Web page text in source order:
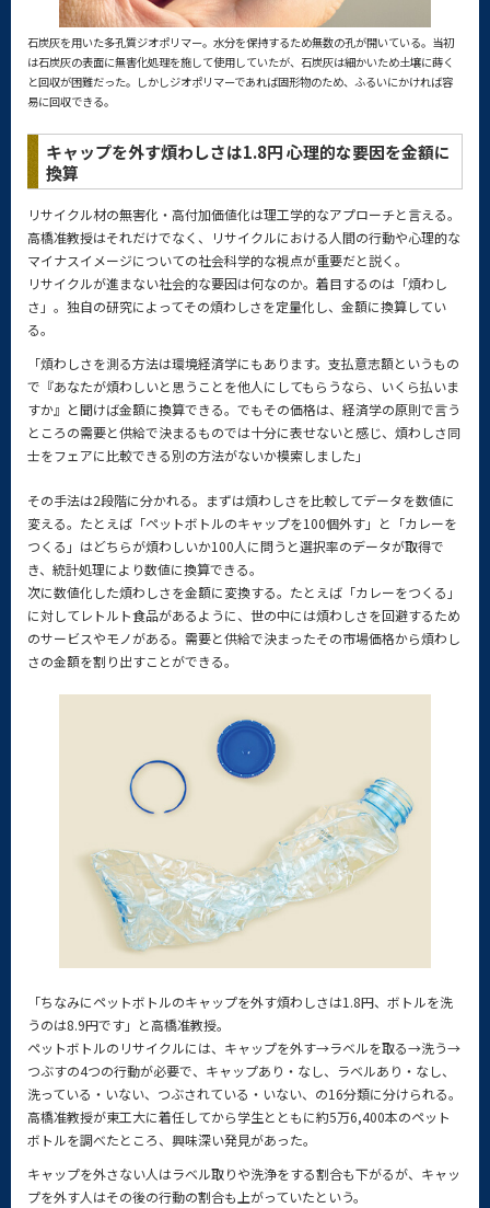
石炭灰を用いた多孔質ジオポリマー。水分を保持するため無数の孔が開いている。当初
は石炭灰の表面に無害化処理を施して使用していたが、石炭灰は細かいため土壌に蒔く
と回収が困難だった。しかしジオポリマーであれば固形物のため、ふるいにかければ容
易に回収できる。
キャップを外す煩わしさは1.8円 心理的な要因を金額に
換算
リサイクル材の無害化・高付加価値化は理工学的なアプローチと言える。
高橋准教授はそれだけでなく、リサイクルにおける人間の行動や心理的な
マイナスイメージについての社会科学的な視点が重要だと説く。
リサイクルが進まない社会的な要因は何なのか。着目するのは「煩わし
さ」。独自の研究によってその煩わしさを定量化し、金額に換算してい
る。
「煩わしさを測る方法は環境経済学にもあります。支払意志額というもの
で『あなたが煩わしいと思うことを他人にしてもらうなら、いくら払いま
すか』と聞けば金額に換算できる。でもその価格は、経済学の原則で言う
ところの需要と供給で決まるものでは十分に表せないと感じ、煩わしさ同
士をフェアに比較できる別の方法がないか模索しました」
その手法は2段階に分かれる。まずは煩わしさを比較してデータを数値に
変える。たとえば「ペットボトルのキャップを100個外す」と「カレーを
つくる」はどちらが煩わしいか100人に問うと選択率のデータが取得で
き、統計処理により数値に換算できる。
次に数値化した煩わしさを金額に変換する。たとえば「カレーをつくる」
に対してレトルト食品があるように、世の中には煩わしさを回避するため
のサービスやモノがある。需要と供給で決まったその市場価格から煩わし
さの金額を割り出すことができる。
「ちなみにペットボトルのキャップを外す煩わしさは1.8円、ボトルを洗
うのは8.9円です」と高橋准教授。
ペットボトルのリサイクルには、キャップを外す→ラベルを取る→洗う→
つぶすの4つの行動が必要で、キャップあり・なし、ラベルあり・なし、
洗っている・いない、つぶされている・いない、の16分類に分けられる。
高橋准教授が東工大に着任してから学生とともに約5万6,400本のペット
ボトルを調べたところ、興味深い発見があった。
キャップを外さない人はラベル取りや洗浄をする割合も下がるが、キャッ
プを外す人はその後の行動の割合も上がっていたという。